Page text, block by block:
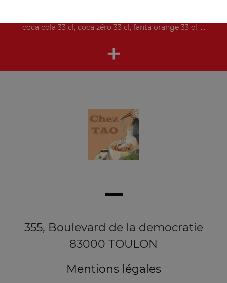
coca cola 33 cl, coca zéro 33 cl, fanta orange 33 cl, ...
+
355, Boulevard de la democratie
83000 TOULON
Mentions légales